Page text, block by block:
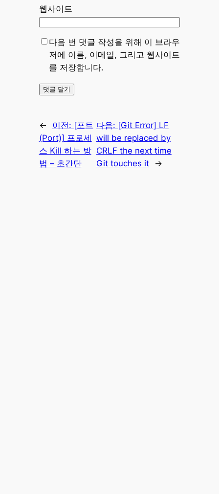
웹사이트
다음 번 댓글 작성을 위해 이 브라우
저에 이름, 이메일, 그리고 웹사이트
를 저장합니다.
← 이전: [포트
(Port)] 프로세
스 Kill 하는 방
법 – 초간단
다음: [Git Error] LF
will be replaced by
CRLF the next time
Git touches it
→